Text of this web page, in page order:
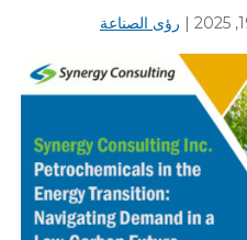
| رؤى الصناعة